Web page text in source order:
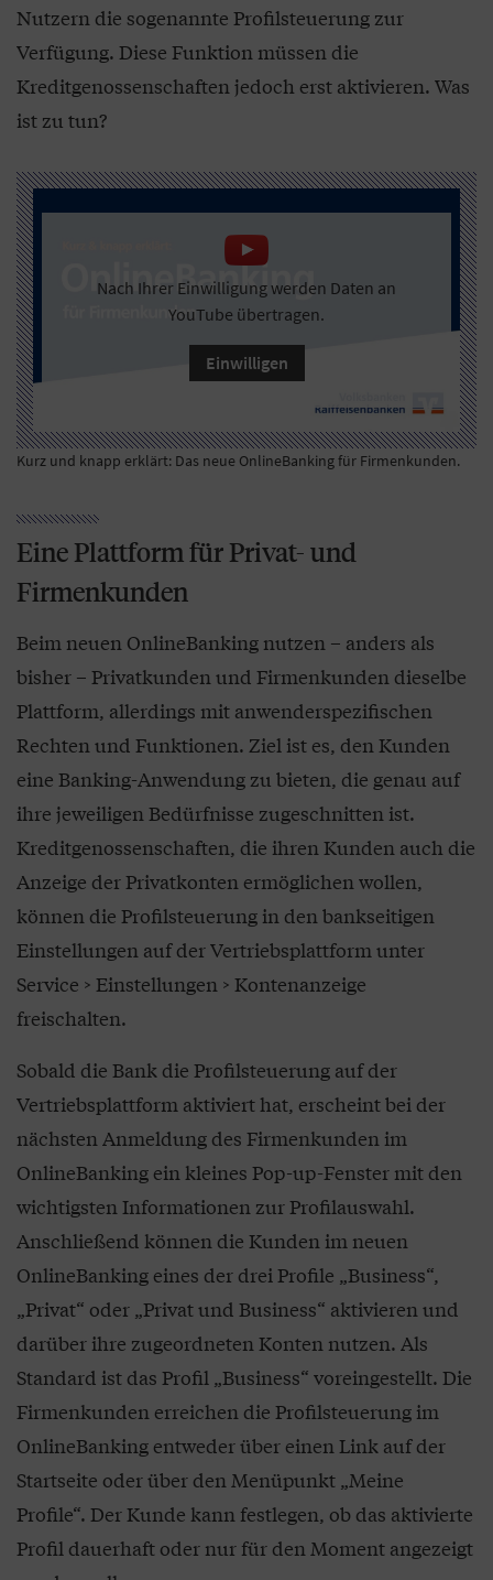
Nutzern die sogenannte Profilsteuerung zur
Verfügung. Diese Funktion müssen die
Kreditgenossenschaften jedoch erst aktivieren. Was
ist zu tun?
Nach Ihrer Einwilligung werden Daten an
YouTube übertragen.
Einwilligen
Kurz und knapp erklärt: Das neue OnlineBanking für Firmenkunden.
Eine Plattform für Privat- und
Firmenkunden
Beim neuen OnlineBanking nutzen – anders als
bisher – Privatkunden und Firmenkunden dieselbe
Plattform, allerdings mit anwenderspezifischen
Rechten und Funktionen. Ziel ist es, den Kunden
eine Banking-Anwendung zu bieten, die genau auf
ihre jeweiligen Bedürfnisse zugeschnitten ist.
Kreditgenossenschaften, die ihren Kunden auch die
Anzeige der Privatkonten ermöglichen wollen,
können die Profilsteuerung in den bankseitigen
Einstellungen auf der Vertriebsplattform unter
Service > Einstellungen > Kontenanzeige
freischalten.
Sobald die Bank die Profilsteuerung auf der
Vertriebsplattform aktiviert hat, erscheint bei der
nächsten Anmeldung des Firmenkunden im
OnlineBanking ein kleines Pop-up-Fenster mit den
wichtigsten Informationen zur Profilauswahl.
Anschließend können die Kunden im neuen
OnlineBanking eines der drei Profile „Business“,
„Privat“ oder „Privat und Business“ aktivieren und
darüber ihre zugeordneten Konten nutzen. Als
Standard ist das Profil „Business“ voreingestellt. Die
Firmenkunden erreichen die Profilsteuerung im
OnlineBanking entweder über einen Link auf der
Startseite oder über den Menüpunkt „Meine
Profile“. Der Kunde kann festlegen, ob das aktivierte
Profil dauerhaft oder nur für den Moment angezeigt